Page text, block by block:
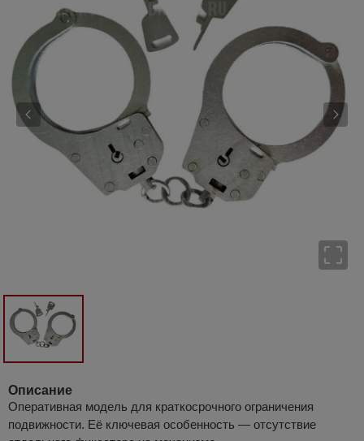
Описание
Оперативная модель для краткосрочного ограничения
подвижности. Её ключевая особенность — отсутствие